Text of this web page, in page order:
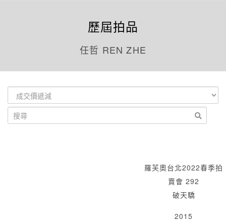
歷屆拍品
任哲 REN ZHE
羅芙奧台北2022春季拍
賣會 292
破天驕
2015